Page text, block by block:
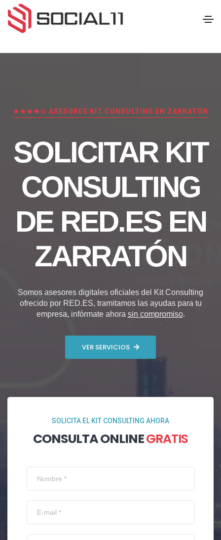
★★★★✩ ASESORES KIT CONSULTING EN ZARRATÓN
SOLICITAR KIT
CONSULTING
DE RED.ES EN
ZARRATÓN
Somos asesores digitales oficiales del Kit Consulting
ofrecido por RED.ES, tramitamos las ayudas para tu
empresa, infórmate ahora sin compromiso.
VER SERVICIOS
SOLICITA EL KIT CONSULTING AHORA
CONSULTA ONLINEGRATIS